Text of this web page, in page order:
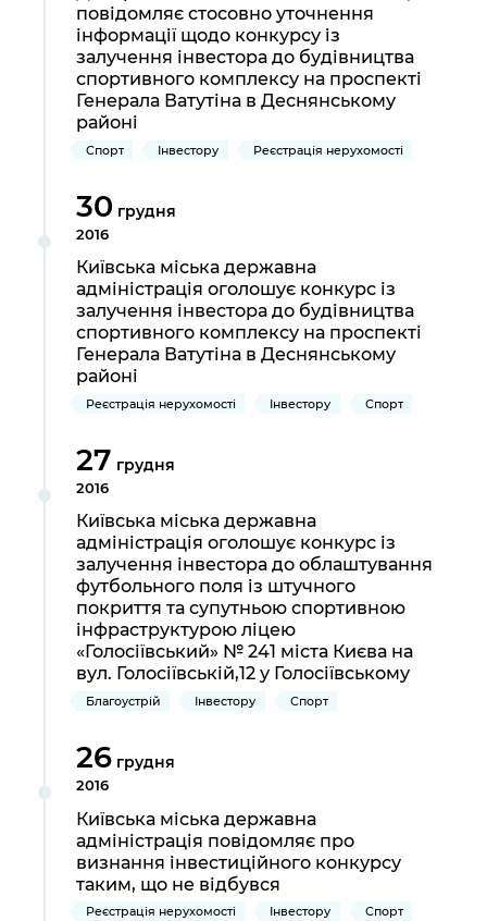
Підприємства, установи, організації
Kyiv International Relations
Річні звіти
Гендерна політика
Київська міська військова адміністрація
Портал Захисників та Захисниць
Безбар'єрність
Портал послуг
Важливе під час воєнного стану
Уряд» – місцевий рівень»
Важливе під час воєнного стану
Про відкриті дані
Портал даних Києва
Публічні дашборди
повідомляє стосовно уточнення
інформації щодо конкурсу із
залучення інвестора до будівництва
спортивного комплексу на проспекті
Генерала Ватутіна в Деснянському
районі
Спорт Інвестору Реєстрація нерухомості
30 грудня
2016
Київська міська державна
адміністрація оголошує конкурс із
залучення інвестора до будівництва
спортивного комплексу на проспекті
Генерала Ватутіна в Деснянському
районі
Реєстрація нерухомості Інвестору Спорт
27 грудня
2016
Київська міська державна
адміністрація оголошує конкурс із
залучення інвестора до облаштування
футбольного поля із штучного
покриття та супутньою спортивною
інфраструктурою ліцею
«Голосіївський» № 241 міста Києва на
вул. Голосіївській,12 у Голосіївському
Благоустрій Інвестору Спорт
26 грудня
2016
Київська міська державна
адміністрація повідомляє про
визнання інвестиційного конкурсу
таким, що не відбувся
Реєстрація нерухомості Інвестору Спорт